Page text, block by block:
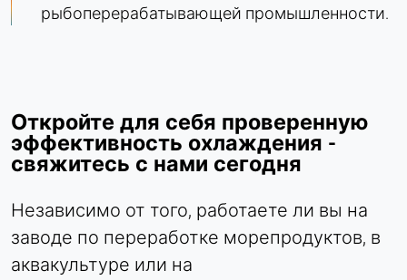
рыбоперерабатывающей промышленности.
Откройте для себя проверенную
эффективность охлаждения -
свяжитесь с нами сегодня
Независимо от того, работаете ли вы на
заводе по переработке морепродуктов, в
аквакультуре или на